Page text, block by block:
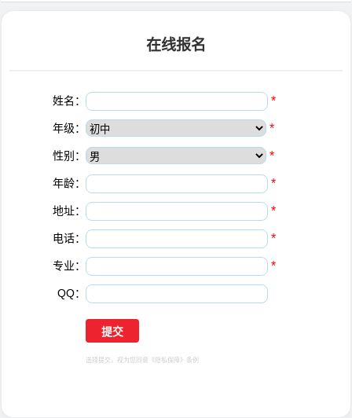
在线报名
姓名： *
年级： *
性别： *
年龄： *
地址： *
电话： *
专业： *
QQ：
选择提交，视为您同意 《隐私保障》 条例